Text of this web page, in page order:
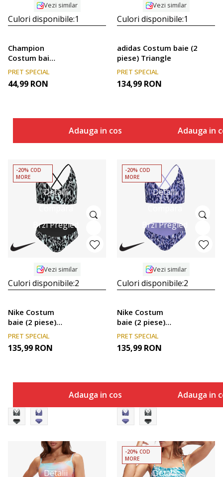
Vezi similar
Culori disponibile:1
Champion
Costum baie
(2 piese)
BIKINI 2PCS
PRET SPECIAL
44,99 RON
Adauga in cos
Vezi similar
Culori disponibile:1
adidas Costum baie (2
piese) Triangle
PRET SPECIAL
134,99 RON
Adauga in
Detalii
Compara
Brzi Pregled
-20% COD
MORE
Vezi similar
Culori disponibile:2
Nike Costum
baie (2 piese)
Swim
PRET SPECIAL
135,99 RON
Adauga in cos
Detalii
Brzi Pregled
-20% COD
MORE
Vezi similar
Culori disponibile:2
Nike Costum
baie (2 piese)
Swim
PRET SPECIAL
135,99 RON
Adauga in
Detalii Detalii
-20% COD
MORE